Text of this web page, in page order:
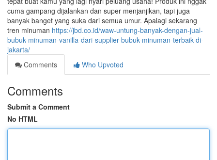
cuma gampang dijalankan dan super menjanjikan, tapi juga
banyak banget yang suka dari semua umur. Apalagi sekarang
tren minuman https://jbd.co.id/waw-untung-banyak-dengan-jual-
bubuk-minuman-vanilla-dari-supplier-bubuk-minuman-terbaik-di-
jakarta/
Comments
Who Upvoted
Comments
Submit a Comment
No HTML